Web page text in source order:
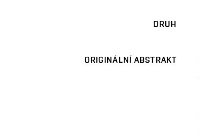
DRUH
ORIGINÁLNÍ ABSTRAKT